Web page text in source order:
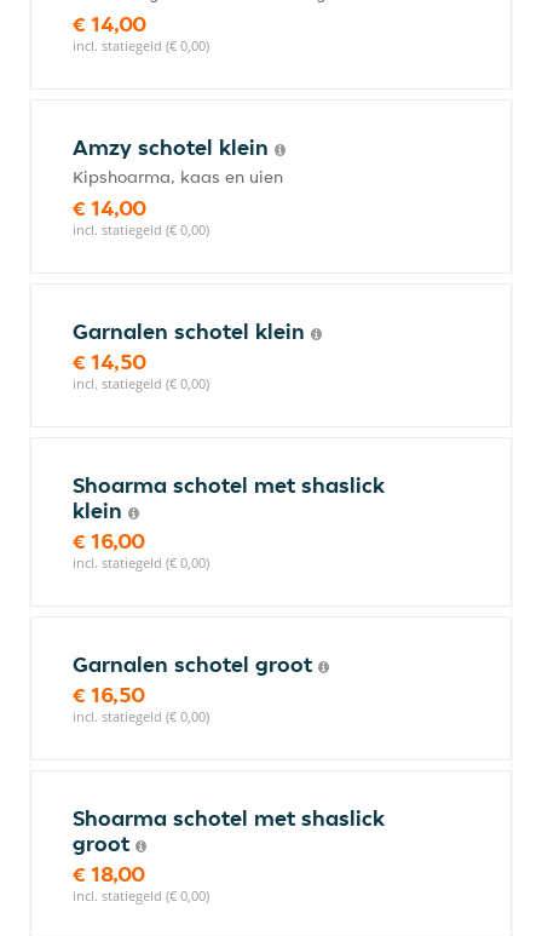
€ 14,00
incl. statiegeld (€ 0,00)
Amzy schotel klein
Kipshoarma, kaas en uien
€ 14,00
incl. statiegeld (€ 0,00)
Garnalen schotel klein
€ 14,50
incl. statiegeld (€ 0,00)
Shoarma schotel met shaslick
klein
€ 16,00
incl. statiegeld (€ 0,00)
Garnalen schotel groot
€ 16,50
incl. statiegeld (€ 0,00)
Shoarma schotel met shaslick
groot
€ 18,00
incl. statiegeld (€ 0,00)